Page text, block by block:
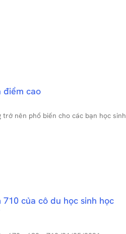
điểm cao
trở nên phổ biến cho các bạn học sinh
của cô du học sinh học